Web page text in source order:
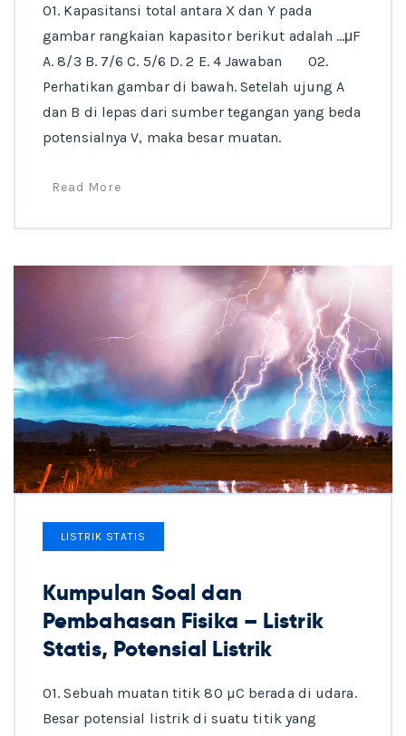
01. Kapasitansi total antara X dan Y pada
gambar rangkaian kapasitor berikut adalah …μF
A. 8/3 B. 7/6 C. 5/6 D. 2 E. 4 Jawaban 02.
Perhatikan gambar di bawah. Setelah ujung A
dan B di lepas dari sumber tegangan yang beda
potensialnya V, maka besar muatan.
Read More
LISTRIK STATIS
Kumpulan Soal dan
Pembahasan Fisika – Listrik
Statis, Potensial Listrik
01. Sebuah muatan titik 80 µC berada di udara.
Besar potensial listrik di suatu titik yang